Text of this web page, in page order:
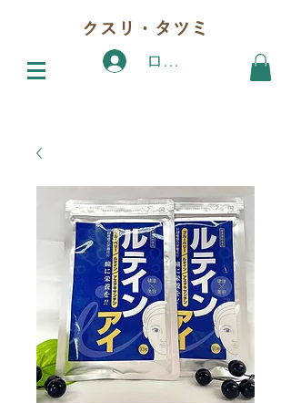
クスリ・タツミ
ログイン